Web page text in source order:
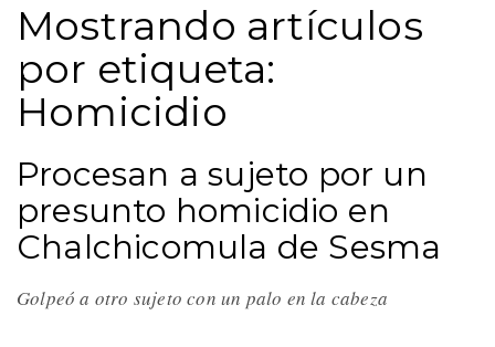
Mostrando artículos
por etiqueta:
Homicidio
Procesan a sujeto por un
presunto homicidio en
Chalchicomula de Sesma
Golpeó a otro sujeto con un palo en la cabeza